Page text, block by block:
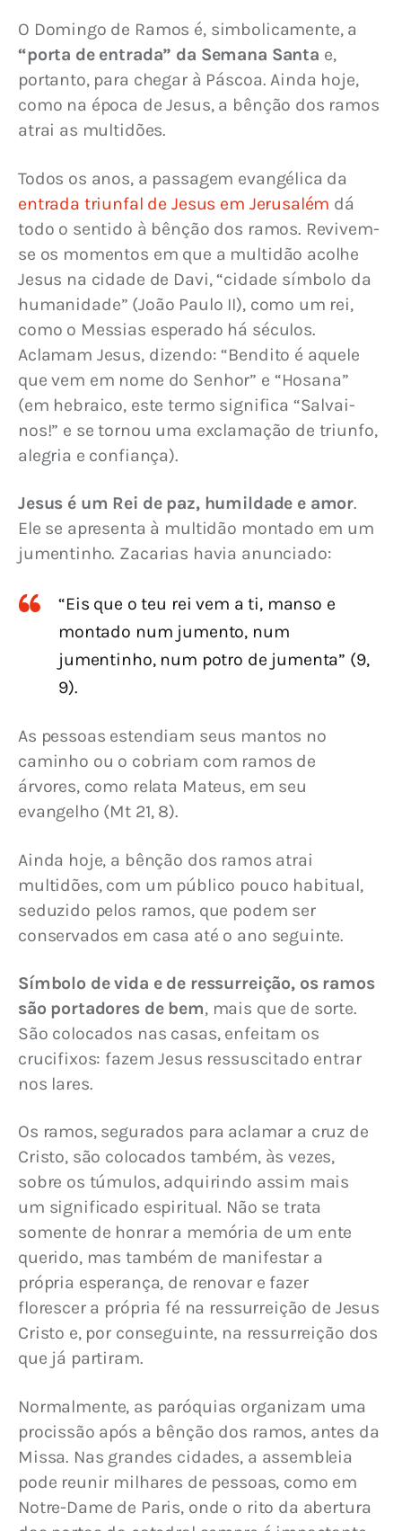
O Domingo de Ramos é, simbolicamente, a
“porta de entrada” da Semana Santa e,
portanto, para chegar à Páscoa. Ainda hoje,
como na época de Jesus, a bênção dos ramos
atrai as multidões.
Todos os anos, a passagem evangélica da
entrada triunfal de Jesus em Jerusalém dá
todo o sentido à bênção dos ramos. Revivem-
se os momentos em que a multidão acolhe
Jesus na cidade de Davi, “cidade símbolo da
humanidade” (João Paulo II), como um rei,
como o Messias esperado há séculos.
Aclamam Jesus, dizendo: “Bendito é aquele
que vem em nome do Senhor” e “Hosana”
(em hebraico, este termo significa “Salvai-
nos!” e se tornou uma exclamação de triunfo,
alegria e confiança).
Jesus é um Rei de paz, humildade e amor.
Ele se apresenta à multidão montado em um
jumentinho. Zacarias havia anunciado:
“Eis que o teu rei vem a ti, manso e
montado num jumento, num
jumentinho, num potro de jumenta” (9,
9).
As pessoas estendiam seus mantos no
caminho ou o cobriam com ramos de
árvores, como relata Mateus, em seu
evangelho (Mt 21, 8).
Ainda hoje, a bênção dos ramos atrai
multidões, com um público pouco habitual,
seduzido pelos ramos, que podem ser
conservados em casa até o ano seguinte.
Símbolo de vida e de ressurreição, os ramos
são portadores de bem, mais que de sorte.
São colocados nas casas, enfeitam os
crucifixos: fazem Jesus ressuscitado entrar
nos lares.
Os ramos, segurados para aclamar a cruz de
Cristo, são colocados também, às vezes,
sobre os túmulos, adquirindo assim mais
um significado espiritual. Não se trata
somente de honrar a memória de um ente
querido, mas também de manifestar a
própria esperança, de renovar e fazer
florescer a própria fé na ressurreição de Jesus
Cristo e, por conseguinte, na ressurreição dos
que já partiram.
Normalmente, as paróquias organizam uma
procissão após a bênção dos ramos, antes da
Missa. Nas grandes cidades, a assembleia
pode reunir milhares de pessoas, como em
Notre-Dame de Paris, onde o rito da abertura